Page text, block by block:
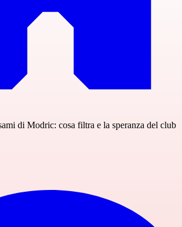
di Modric: cosa filtra e la speranza del club